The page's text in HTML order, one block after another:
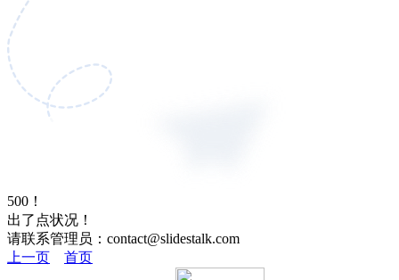
500！
出了点状况！
请联系管理员：contact@slidestalk.com
上一页
首页